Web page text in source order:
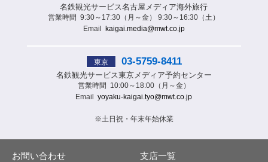
名鉄観光サービス名古屋メディア海外旅行
営業時間
9:30～17:30（月～金） 9:30～16:30（土）
Email
kaigai.media@mwt.co.jp
東京 03-5759-8411
名鉄観光サービス東京メディア予約センター
営業時間
10:00～18:00（月～金）
Email
yoyaku-kaigai.tyo@mwt.co.jp
※土日祝・年末年始休業
お問い合わせ 支店一覧